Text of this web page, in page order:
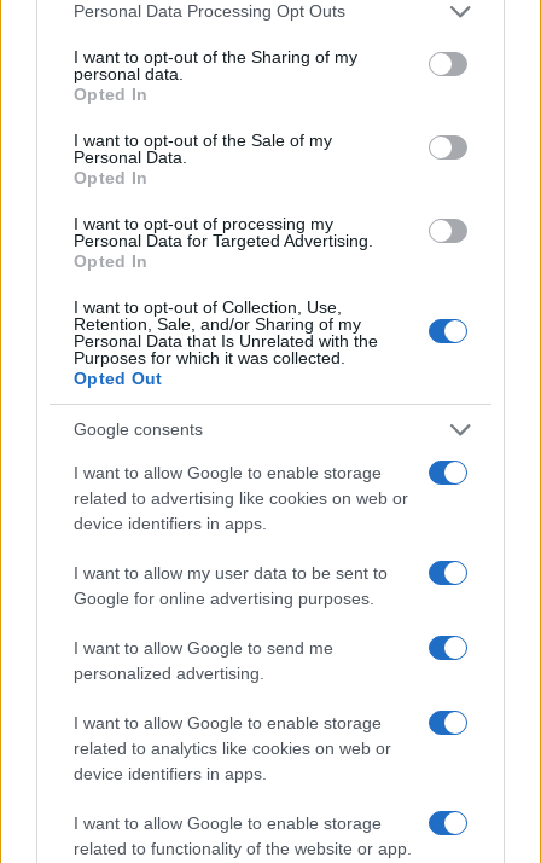
Please note that this website/app uses one or more Google
not limited to your visit or usage behaviour. You may click to
grant or deny consent to Google and its third-party tags to
use your data for below specified purposes in below Google
consent section.
Personal Data Processing Opt Outs
I want to opt-out of the Sharing of my
personal data.
Opted In
I want to opt-out of the Sale of my
Personal Data.
Opted In
I want to opt-out of processing my
Personal Data for Targeted Advertising.
Opted In
I want to opt-out of Collection, Use,
Retention, Sale, and/or Sharing of my
Personal Data that Is Unrelated with the
Purposes for which it was collected.
Opted Out
Google consents
I want to allow Google to enable storage
related to advertising like cookies on web or
device identifiers in apps.
I want to allow my user data to be sent to
Google for online advertising purposes.
I want to allow Google to send me
personalized advertising.
I want to allow Google to enable storage
related to analytics like cookies on web or
device identifiers in apps.
I want to allow Google to enable storage
related to functionality of the website or app.
2022. április 5.
Orbán győzelme rávilágít a
magyar zsidók körében
bekövetkezett változásra
2022. április 5.